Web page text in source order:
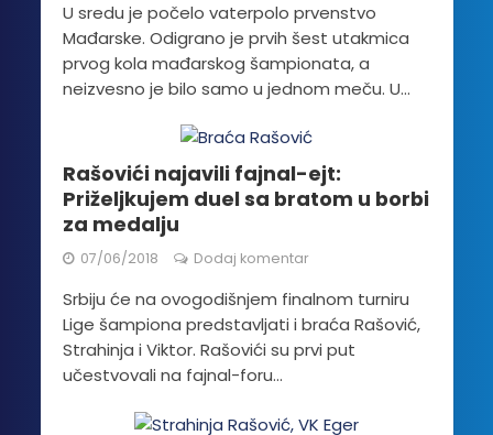
U sredu je počelo vaterpolo prvenstvo
Mađarske. Odigrano je prvih šest utakmica
prvog kola mađarskog šampionata, a
neizvesno je bilo samo u jednom meču. U...
Rašovići najavili fajnal-ejt:
Priželjkujem duel sa bratom u borbi
za medalju
07/06/2018 Dodaj komentar
Srbiju će na ovogodišnjem finalnom turniru
Lige šampiona predstavljati i braća Rašović,
Strahinja i Viktor. Rašovići su prvi put
učestvovali na fajnal-foru...